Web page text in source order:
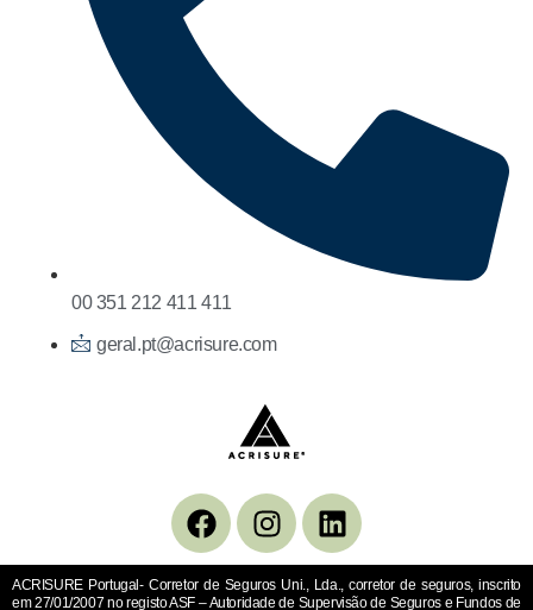
00 351 212 411 411
geral.pt@acrisure.com
ACRISURE Portugal- Corretor de Seguros Uni., Lda., corretor de seguros, inscrito
em 27/01/2007 no registo ASF – Autoridade de Supervisão de Seguros e Fundos de